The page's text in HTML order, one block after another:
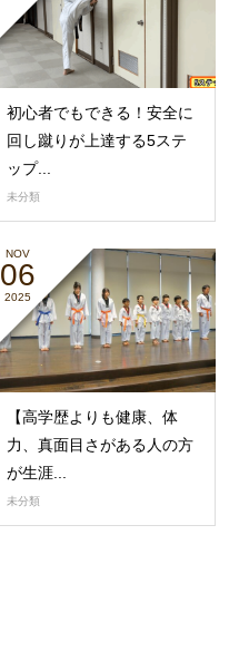
初心者でもできる！安全に
回し蹴りが上達する5ステ
ップ...
未分類
NOV
06
2025
【高学歴よりも健康、体
力、真面目さがある人の方
が生涯...
未分類